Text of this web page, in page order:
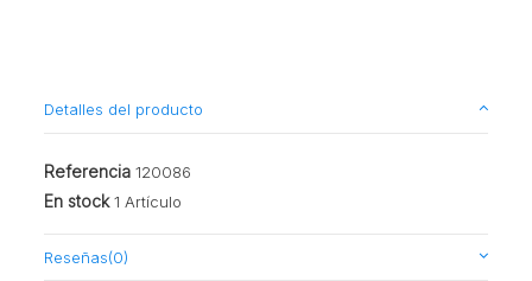
Detalles del producto
Referencia 120086
En stock 1 Artículo
Reseñas(0)